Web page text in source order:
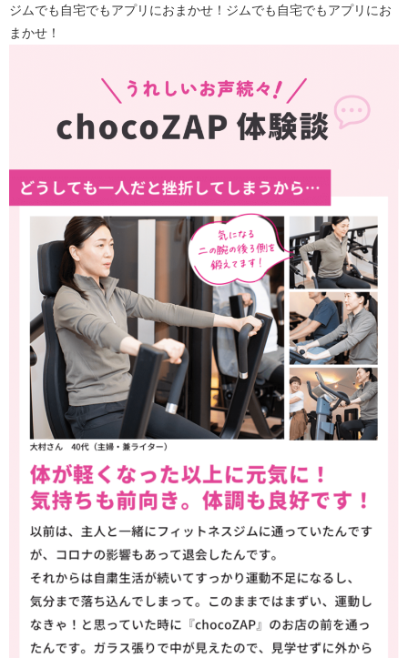
ジムでも自宅でもアプリにおまかせ！ジムでも自宅でもアプリにお
まかせ！